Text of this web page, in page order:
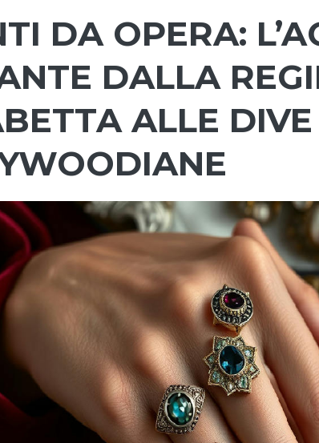
DA OPERA:
DALLA
ALLE DIVE